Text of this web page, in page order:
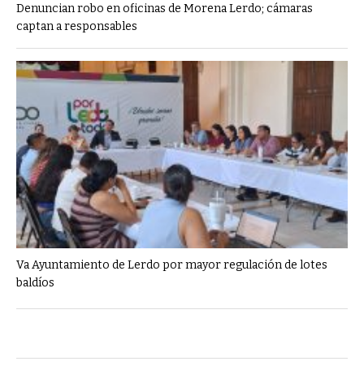
Denuncian robo en oficinas de Morena Lerdo; cámaras
captan a responsables
Va Ayuntamiento de Lerdo por mayor regulación de lotes
baldíos